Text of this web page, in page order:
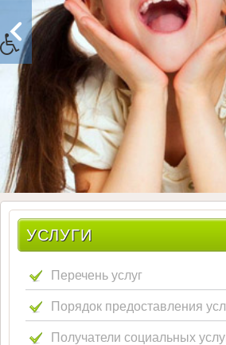
УСЛУГИ
Перечень услуг
Порядок предоставления
Получатели социальных